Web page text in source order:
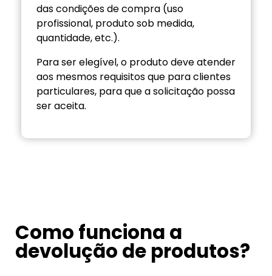
das condições de compra (uso
profissional, produto sob medida,
quantidade, etc.).
Para ser elegível, o produto deve atender
aos mesmos requisitos que para clientes
particulares, para que a solicitação possa
ser aceita.
Como funciona a
devolução de produtos?